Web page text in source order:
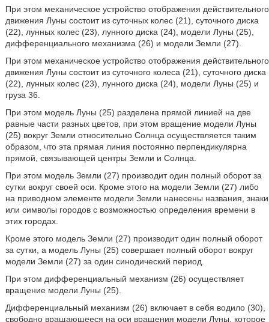
При этом механическое устройство отображения действительного
движения Луны состоит из суточных колес (21), суточного диска
(22), лунных колес (23), лунного диска (24), модели Луны (25),
дифференциального механизма (26) и модели Земли (27).
При этом механическое устройство отображения действительного
движения Луны состоит из суточного колеса (21), суточного диска
(22), лунных колес (23), лунного диска (24), модели Луны (25) и
груза 36.
При этом модель Луны (25) разделена прямой линией на две
равные части разных цветов, при этом вращение модели Луны
(25) вокруг Земли относительно Солнца осуществляется таким
образом, что эта прямая линия постоянно перпендикулярна
прямой, связывающей центры Земли и Солнца.
При этом модель Земли (27) производит один полный оборот за
сутки вокруг своей оси. Кроме этого на модели Земли (27) либо
на приводном элементе модели Земли нанесены названия, знаки
или символы городов с возможностью определения времени в
этих городах.
Кроме этого модель Земли (27) производит один полный оборот
за сутки, а модель Луны (25) совершает полный оборот вокруг
модели Земли (27) за один синодический период.
При этом дифференциальный механизм (26) осуществляет
вращение модели Луны (25).
Дифференциальный механизм (26) включает в себя водило (30),
свободно вращающееся на оси вращения модели Луны, которое